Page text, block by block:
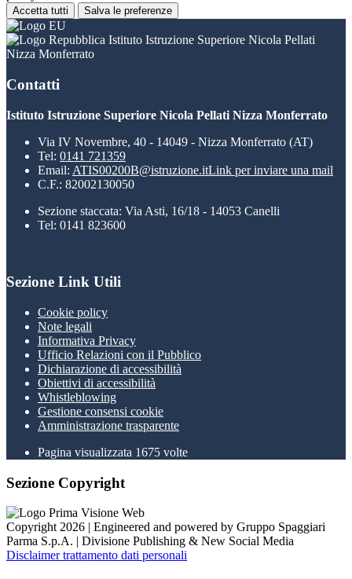
Accetta tutti Salva le preferenze
Istituto Istruzione Superiore Nicola Pellati
Nizza Monferrato
Contatti
Istituto Istruzione Superiore Nicola Pellati Nizza Monferrato
Via IV Novembre, 40 - 14049 - Nizza Monferrato (AT)
Tel: 0141 721359
Email: ATIS00200B@istruzione.itLink per inviare una mail
C.F.: 82002130050
Sezione staccata: Via Asti, 16/18 - 14053 Canelli
Tel: 0141 823600
Sezione Link Utili
Cookie policy
Note legali
Informativa Privacy
Ufficio Relazioni con il Pubblico
Dichiarazione di accessibilità
Obiettivi di accessibilità
Whistleblowing
Gestione consensi cookie
Amministrazione trasparente
Pagina visualizzata 1675 volte
Sezione Copyright
Copyright 2026 | Engineered and powered by Gruppo Spaggiari
Parma S.p.A. | Divisione Publishing & New Social Media
Disclaimer trattamento dati personali